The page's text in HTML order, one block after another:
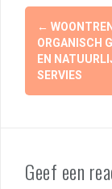
←
ORGANISCH
EN
SERVIES
Geef een